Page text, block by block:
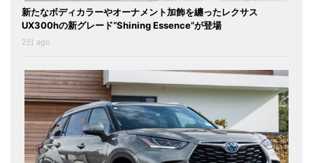
新たなボディカラーやオーナメント加飾を纏ったレクサス
UX300hの新グレード“Shining Essence”が登場
2日 ago